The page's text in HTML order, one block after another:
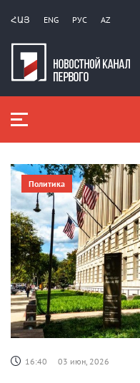
ՀԱՅ ENG РУС AZ
Политика
16:40 03 июн, 2026